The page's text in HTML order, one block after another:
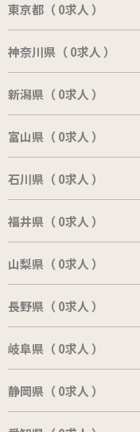
東京都（ 0求人 ）
神奈川県（ 0求人 ）
新潟県（ 0求人 ）
富山県（ 0求人 ）
石川県（ 0求人 ）
福井県（ 0求人 ）
山梨県（ 0求人 ）
長野県（ 0求人 ）
岐阜県（ 0求人 ）
静岡県（ 0求人 ）